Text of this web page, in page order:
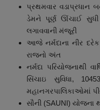
પ્રથમવાર વડાપ્રધાન
ડેમને પૂર્ણ ઊંચાઈ
લગાવવાની મંજૂરી
આજે નર્મદાના નીર
રાજનો અંત
નર્મદા પરિયોજનાથી
સિંચાઇ સુવિધા,
મહાનગરપાલિકાઓમાં
સૌની (SAUNI) યોજના